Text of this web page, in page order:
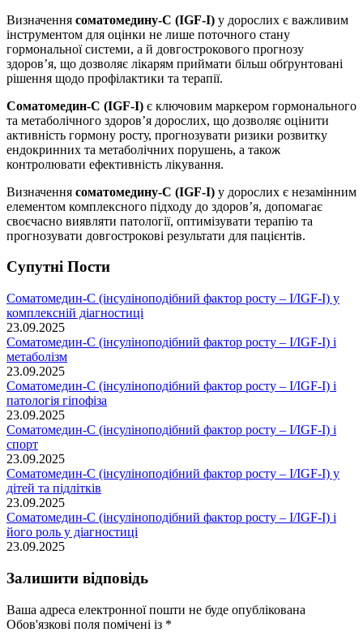
Визначення соматомедину-С (IGF-I) у дорослих є важливим
інструментом для оцінки не лише поточного стану
гормональної системи, а й довгострокового прогнозу
здоров’я, що дозволяє лікарям приймати більш обґрунтовані
рішення щодо профілактики та терапії.
Соматомедин-С (IGF-I) є ключовим маркером гормонального
та метаболічного здоров’я дорослих, що дозволяє оцінити
активність гормону росту, прогнозувати ризики розвитку
ендокринних та метаболічних порушень, а також
контролювати ефективність лікування.
Визначення соматомедину-С (IGF-I) у дорослих є незамінним
елементом комплексного підходу до здоров’я, допомагає
своєчасно виявляти патології, оптимізувати терапію та
прогнозувати довгострокові результати для пацієнтів.
Супутні Поcти
Соматомедин-С (інсуліноподібний фактор росту – І/IGF-I) у
комплексній діагностиці
23.09.2025
Соматомедин-С (інсуліноподібний фактор росту – І/IGF-I) і
метаболізм
23.09.2025
Соматомедин-С (інсуліноподібний фактор росту – І/IGF-I) і
патологія гіпофіза
23.09.2025
Соматомедин-С (інсуліноподібний фактор росту – І/IGF-I) і
спорт
23.09.2025
Соматомедин-С (інсуліноподібний фактор росту – І/IGF-I) у
дітей та підлітків
23.09.2025
Соматомедин-С (інсуліноподібний фактор росту – І/IGF-I) і
його роль у діагностиці
23.09.2025
Залишити відповідь
Ваша адреса електронної пошти не буде опублікована
Обов'язкові поля помічені із *